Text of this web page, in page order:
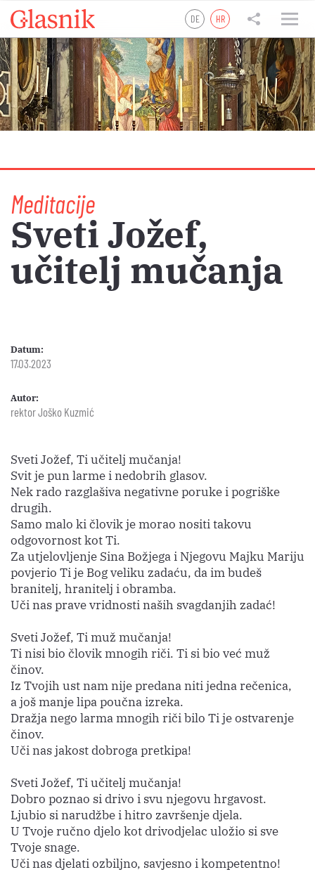
DE HR
tweet
teilen
teilen
Meditacije
Sveti Jožef,
učitelj mučanja
Datum:
17.03.2023
Autor:
rektor Joško Kuzmić
Sveti Jožef, Ti učitelj mučanja!
Svit je pun larme i nedobrih glasov.
Nek rado razglašiva negativne poruke i pogriške
drugih.
Samo malo ki človik je morao nositi takovu
odgovornost kot Ti.
Za utjelovljenje Sina Božjega i Njegovu Majku Mariju
povjerio Ti je Bog veliku zadaću, da im budeš
branitelj, hranitelj i obramba.
Uči nas prave vridnosti naših svagdanjih zadać!
Sveti Jožef, Ti muž mučanja!
Ti nisi bio človik mnogih riči. Ti si bio već muž
činov.
Iz Tvojih ust nam nije predana niti jedna rečenica,
a još manje lipa poučna izreka.
Dražja nego larma mnogih riči bilo Ti je ostvarenje
činov.
Uči nas jakost dobroga pretkipa!
Sveti Jožef, Ti učitelj mučanja!
Dobro poznao si drivo i svu njegovu hrgavost.
Ljubio si narudžbe i hitro završenje djela.
U Tvoje ručno djelo kot drivodjelac uložio si sve
Tvoje snage.
Uči nas djelati ozbiljno, savjesno i kompetentno!